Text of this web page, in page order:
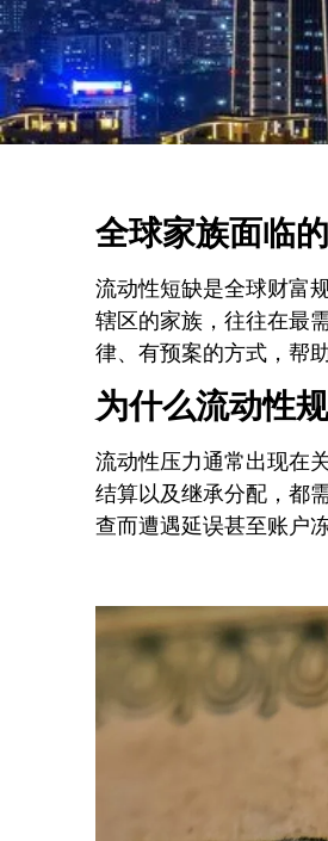
全球家族面临
流动性短缺是全球财富
辖区的家族，往往在最
律、有预案的方式，帮
为什么流动性
流动性压力通常出现在
结算以及继承分配，都
查而遭遇延误甚至账户